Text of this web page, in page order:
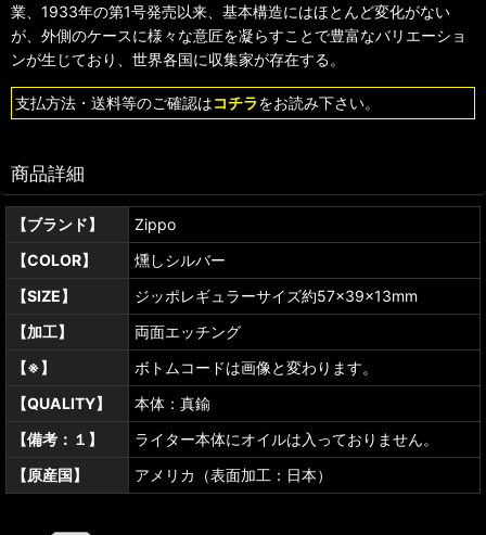
業、1933年の第1号発売以来、基本構造にはほとんど変化がない
が、外側のケースに様々な意匠を凝らすことで豊富なバリエーショ
ンが生じており、世界各国に収集家が存在する。
支払方法・送料等のご確認はコチラをお読み下さい。
商品詳細
【ブランド】
Zippo
【COLOR】
燻しシルバー
【SIZE】
ジッポレギュラーサイズ約57×39×13mm
【加工】
両面エッチング
【※】
ボトムコードは画像と変わります。
【QUALITY】
本体：真鍮
【備考：１】
ライター本体にオイルは入っておりません。
【原産国】
アメリカ（表面加工：日本）